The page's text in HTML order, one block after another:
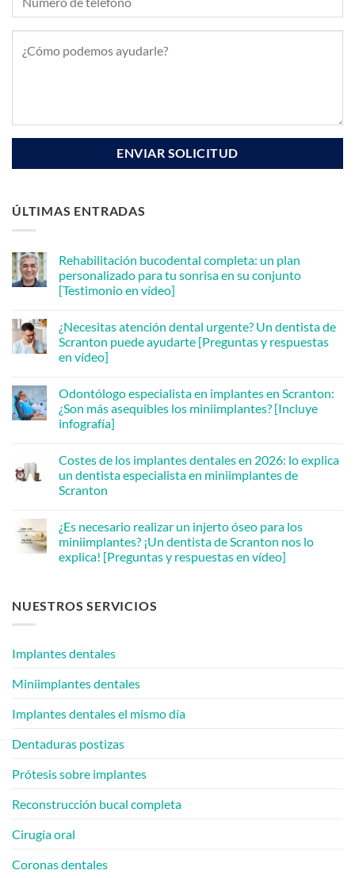
ÚLTIMAS ENTRADAS
Rehabilitación bucodental completa: un plan
personalizado para tu sonrisa en su conjunto
[Testimonio en vídeo]
comentarios
en
Full
Mouth
Rehabilitation:
Personalized
Plan
for
Your
Whole
Testimonial]
¿Necesitas atención dental urgente? Un dentista de
Scranton puede ayudarte [Preguntas y respuestas
en vídeo]
comentarios
en
Need
Urgent
Dental
A
Scranton
Dentist
Can
Help
Odontólogo especialista en implantes en Scranton:
¿Son más asequibles los miniimplantes? [Incluye
infografía]
comentarios
Implant
Dentist
Are
Mini
Implants
Affordable?
Costes de los implantes dentales en 2026: lo explica
un dentista especialista en miniimplantes de
Scranton
comentarios
en
Dental
Implant
Costs
Scranton
Explains
¿Es necesario realizar un injerto óseo para los
miniimplantes? ¡Un dentista de Scranton nos lo
explica! [Preguntas y respuestas en vídeo]
en
Is
for
A
Answers!
NUESTROS SERVICIOS
Implantes dentales
Miniimplantes dentales
Implantes dentales el mismo día
Dentaduras postizas
Prótesis sobre implantes
Reconstrucción bucal completa
Cirugía oral
Coronas dentales